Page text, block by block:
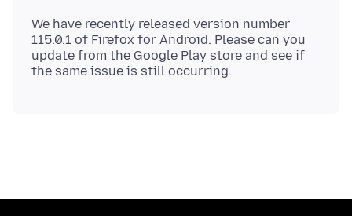
We have recently released version number
115.0.1 of Firefox for Android. Please can you
update from the Google Play store and see if